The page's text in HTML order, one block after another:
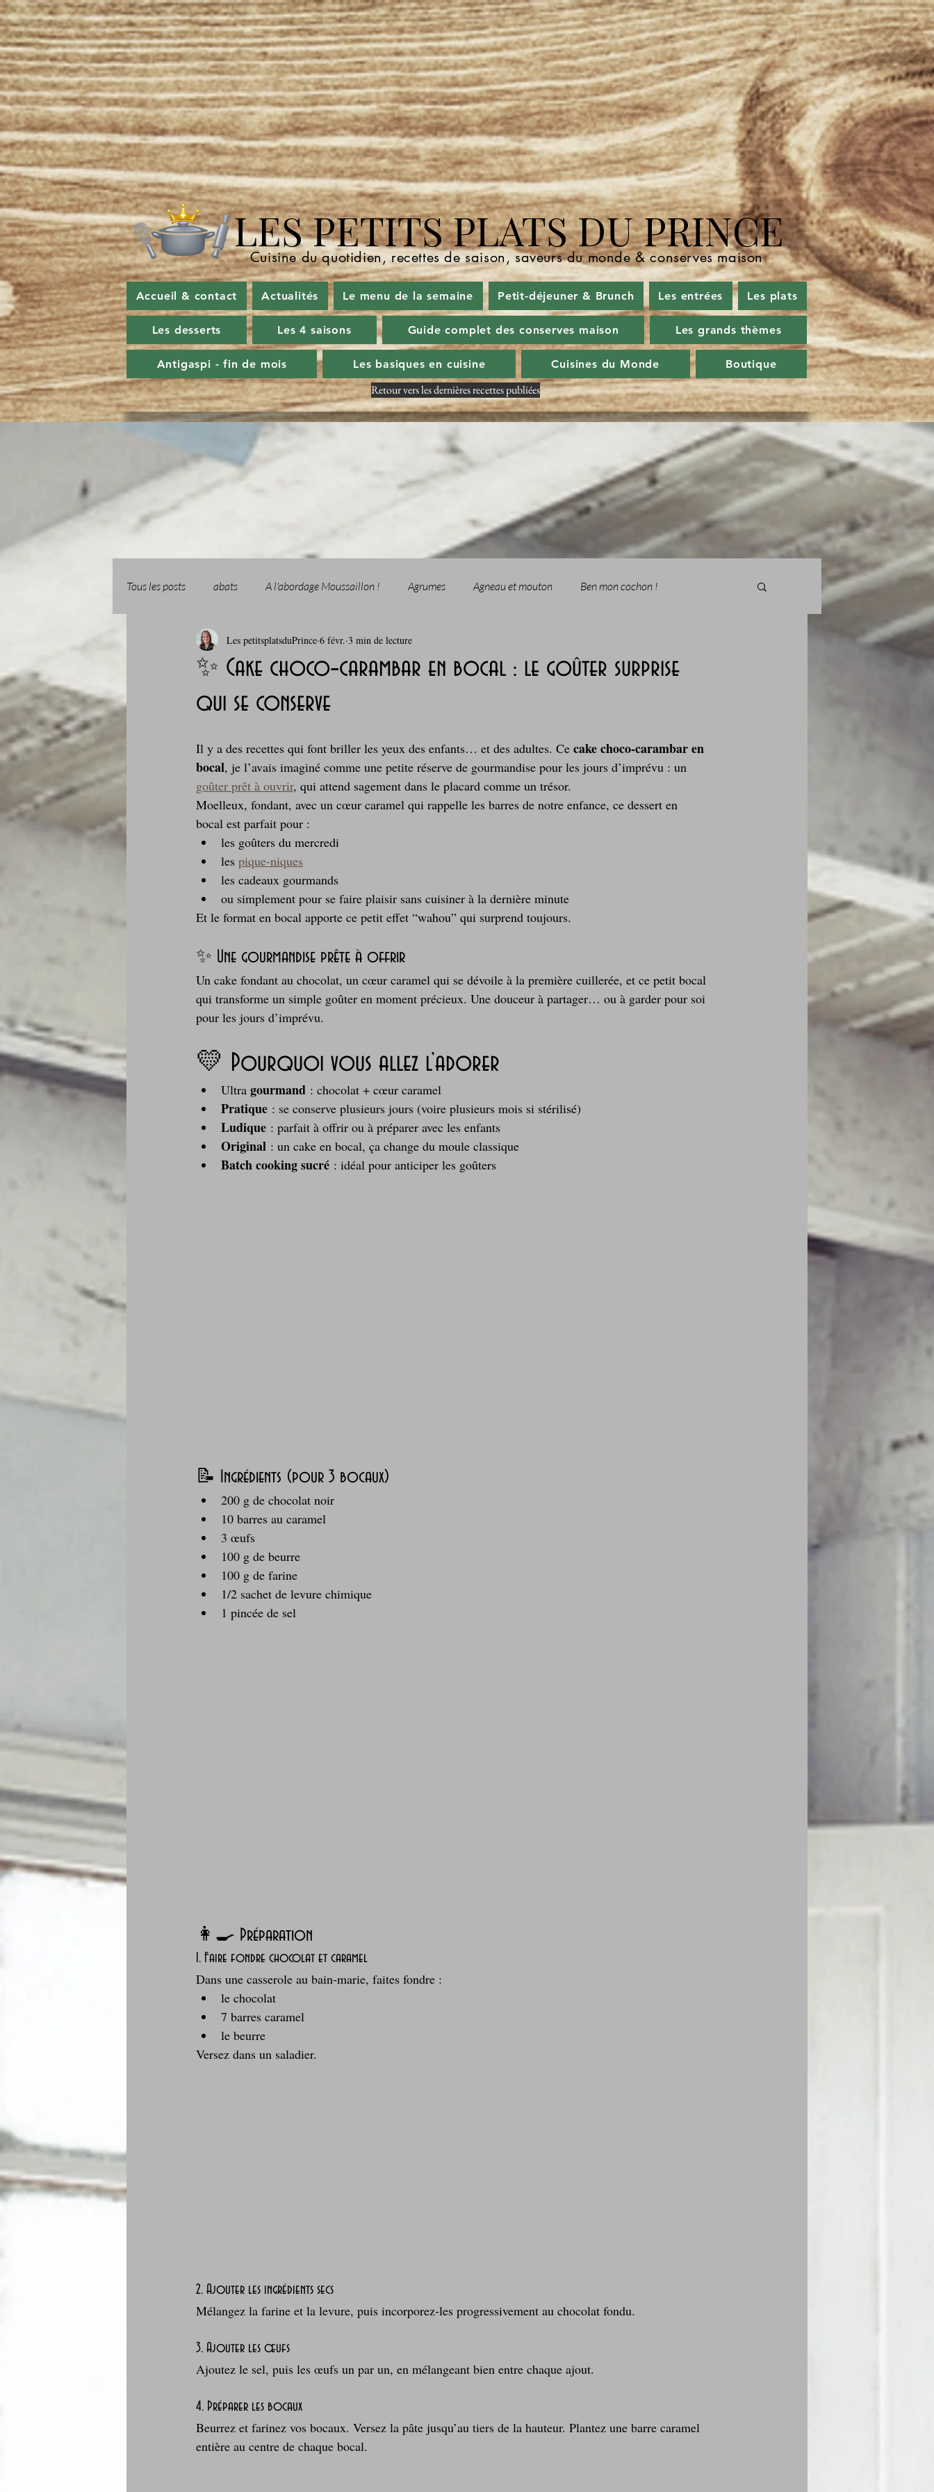
LES PETITS PLATS DU PRINCE
Cuisine du quotidien, recettes de saison, saveurs du monde & conserves maison
Accueil & contact Actualités Le menu de la semaine Petit-déjeuner & Brunch Les entrées Les plats
Les desserts Les 4 saisons Guide complet des conserves maison Les grands thèmes
Antigaspi - fin de mois Les basiques en cuisine Cuisines du Monde Boutique
Retour vers les dernières recettes publiées
Tous les posts abats A l'abordage Moussaillon ! Agrumes Agneau et mouton Ben mon cochon !
Boissons et cocktails Boulangerie Breakfast
Comfort food, les recettes doudou Coquillages et crustacés
Cuisine du Camping Déjeuner sur l'herbe Desserts - glaces - pâtisserie Finger food, snack Foire au vin
Fondus de chocolat fruits à coque Garden Party - buffet - Verrines Gâteau d'anniversaire
Glaces, sorbets, desserts glacés
Je mange au bureau : gamelle, bento Laitages La Montagne ça nous gagne !
✨ Cake choco‑carambar en bocal : le goûter surprise
qui se conserve
Les petitsplatsduPrince 6 févr. 3 min de lecture
Il y a des recettes qui font briller les yeux des enfants… et des adultes. Ce cake choco‑carambar en
bocal, je l’avais imaginé comme une petite réserve de gourmandise pour les jours d’imprévu : un
goûter prêt à ouvrir, qui attend sagement dans le placard comme un trésor.
Moelleux, fondant, avec un cœur caramel qui rappelle les barres de notre enfance, ce dessert en
bocal est parfait pour :
les goûters du mercredi
les pique‑niques
les cadeaux gourmands
ou simplement pour se faire plaisir sans cuisiner à la dernière minute
Et le format en bocal apporte ce petit effet “wahou” qui surprend toujours.
✨ Une gourmandise prête à offrir
Un cake fondant au chocolat, un cœur caramel qui se dévoile à la première cuillerée, et ce petit bocal
qui transforme un simple goûter en moment précieux. Une douceur à partager… ou à garder pour soi
pour les jours d’imprévu.
💛 Pourquoi vous allez l’adorer
Ultra gourmand : chocolat + cœur caramel
Pratique : se conserve plusieurs jours (voire plusieurs mois si stérilisé)
Ludique : parfait à offrir ou à préparer avec les enfants
Original : un cake en bocal, ça change du moule classique
Batch cooking sucré : idéal pour anticiper les goûters
📝 Ingrédients (pour 3 bocaux)
200 g de chocolat noir
10 barres au caramel
3 œufs
100 g de beurre
100 g de farine
1/2 sachet de levure chimique
1 pincée de sel
👩‍🍳 Préparation
1. Faire fondre chocolat et caramel
Dans une casserole au bain‑marie, faites fondre :
le chocolat
7 barres caramel
le beurre
Versez dans un saladier.
2. Ajouter les ingrédients secs
Mélangez la farine et la levure, puis incorporez‑les progressivement au chocolat fondu.
3. Ajouter les œufs
Ajoutez le sel, puis les œufs un par un, en mélangeant bien entre chaque ajout.
4. Préparer les bocaux
Beurrez et farinez vos bocaux. Versez la pâte jusqu’au tiers de la hauteur. Plantez une barre caramel
entière au centre de chaque bocal.